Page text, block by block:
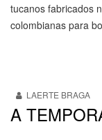
tucanos fabricados
colombianas para
LAERTE BRAGA
A